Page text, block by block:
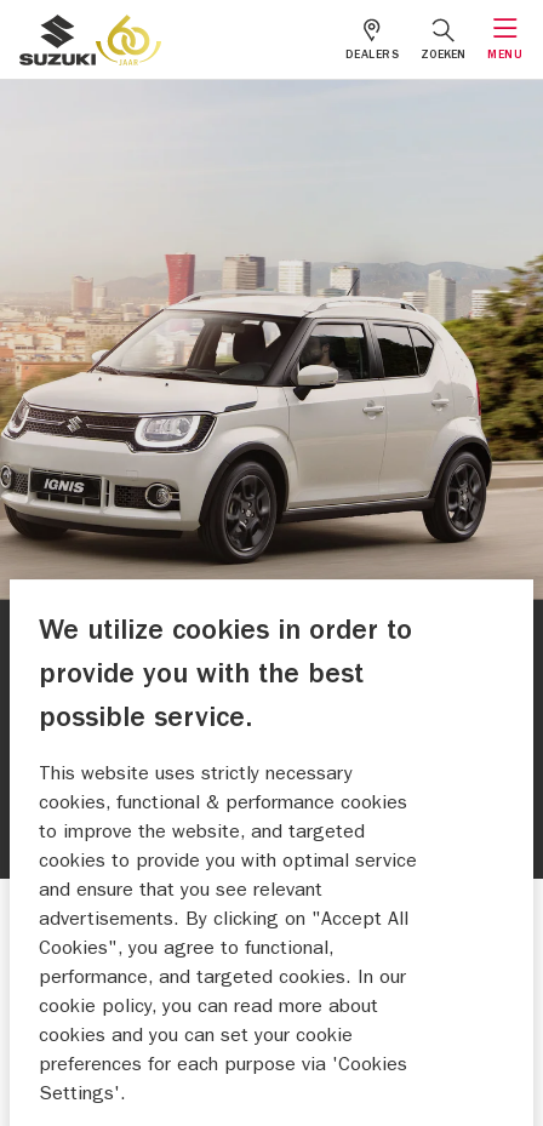
DEALERS ZOEKEN MENU
PERSBERICHT
SMART HYBRID STANDAARD OP
SUZUKI IGNIS
De zuinige en praktische Suzuki Ignis wordt per
direct nóg completer.
Nieuws
01-08-2019
SUZUKI SMART HYBRID STANDAARD
OP VRIJWEL ELKE SUZUKI IGNIS
We utilize cookies in order to
provide you with the best
possible service.
This website uses strictly necessary
cookies, functional & performance cookies
to improve the website, and targeted
cookies to provide you with optimal service
and ensure that you see relevant
advertisements. By clicking on "Accept All
Cookies", you agree to functional,
performance, and targeted cookies. In our
cookie policy, you can read more about
cookies and you can set your cookie
preferences for each purpose via 'Cookies
Settings'.